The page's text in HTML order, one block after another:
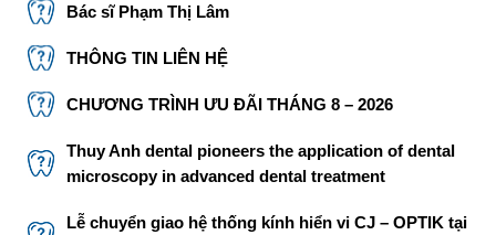
Bác sĩ Phạm Thị Lâm
THÔNG TIN LIÊN HỆ
CHƯƠNG TRÌNH ƯU ĐÃI THÁNG 8 – 2026
Thuy Anh dental pioneers the application of dental
microscopy in advanced dental treatment
Lễ chuyển giao hệ thống kính hiển vi CJ – OPTIK tại